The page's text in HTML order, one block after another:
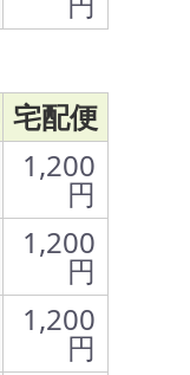
宅配便
1,200
円
1,200
円
1,200
円